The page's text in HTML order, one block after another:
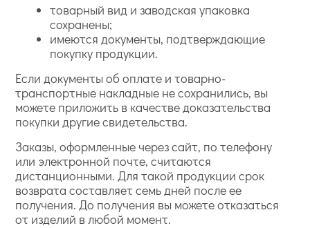
товарный вид и заводская упаковка
сохранены;
имеются документы, подтверждающие
покупку продукции.
Если документы об оплате и товарно-
транспортные накладные не сохранились, вы
можете приложить в качестве доказательства
покупки другие свидетельства.
Заказы, оформленные через сайт, по телефону
или электронной почте, считаются
дистанционными. Для такой продукции срок
возврата составляет семь дней после ее
получения. До получения вы можете отказаться
от изделий в любой момент.